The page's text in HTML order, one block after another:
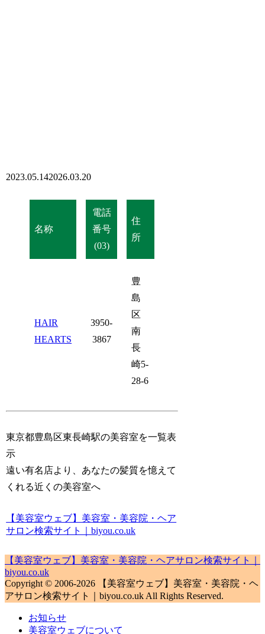
2023.05.142026.03.20
名称
電話
番号
(03)
住
所
HAIR
HEARTS
3950-
3867
豊
島
区
南
長
崎5-
28-6
東京都豊島区東長崎駅の美容室を一覧表
示
遠い有名店より、あなたの髪質を憶えて
くれる近くの美容室へ
【美容室ウェブ】美容室・美容院・ヘア
サロン検索サイト｜biyou.co.uk
【美容室ウェブ】美容室・美容院・ヘアサロン検索サイト｜
biyou.co.uk
Copyright © 2006-2026 【美容室ウェブ】美容室・美容院・ヘ
アサロン検索サイト｜biyou.co.uk All Rights Reserved.
お知らせ
美容室ウェブについて